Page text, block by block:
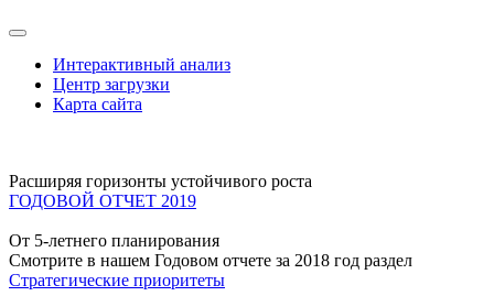
Интерактивный анализ
Центр загрузки
Карта сайта
Расширяя горизонты устойчивого роста
ГОДОВОЙ ОТЧЕТ 2019
От 5-летнего планирования
Смотрите в нашем Годовом отчете за 2018 год раздел
Стратегические приоритеты